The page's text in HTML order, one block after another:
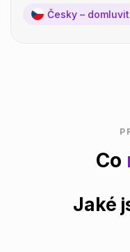
Česky –
Co
Jaké